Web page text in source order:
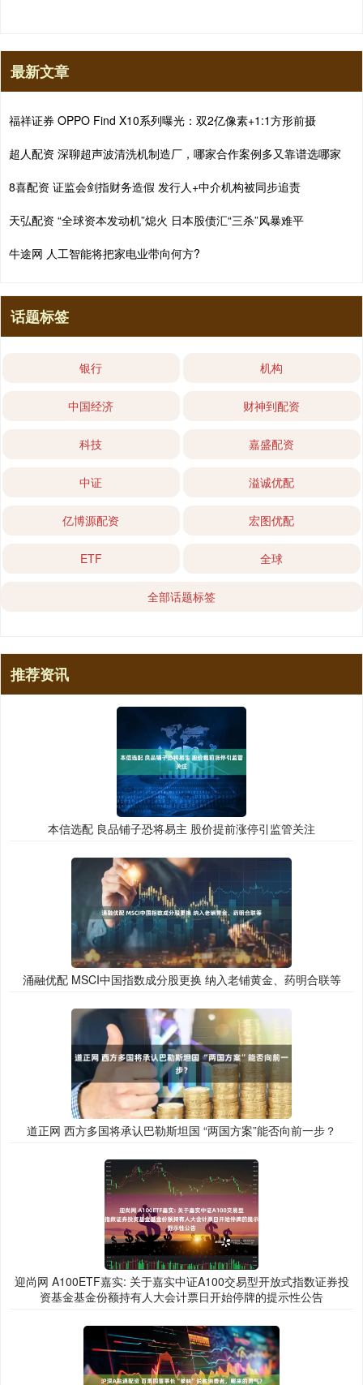
最新文章
福祥证券 OPPO Find X10系列曝光：双2亿像素+1:1方形前摄
超人配资 深聊超声波清洗机制造厂，哪家合作案例多又靠谱选哪家
8喜配资 证监会剑指财务造假 发行人+中介机构被同步追责
天弘配资 “全球资本发动机”熄火 日本股债汇“三杀”风暴难平
牛途网 人工智能将把家电业带向何方?
话题标签
银行 机构
中国经济 财神到配资
科技 嘉盛配资
中证 溢诚优配
亿博源配资 宏图优配
ETF 全球
全部话题标签
推荐资讯
本信选配 良品铺子恐将易主 股价提前涨停引监管关注
涌融优配 MSCI中国指数成分股更换 纳入老铺黄金、药明合联等
道正网 西方多国将承认巴勒斯坦国 “两国方案”能否向前一步？
迎尚网 A100ETF嘉实: 关于嘉实中证A100交易型开放式指数证券投
资基金基金份额持有人大会计票日开始停牌的提示性公告